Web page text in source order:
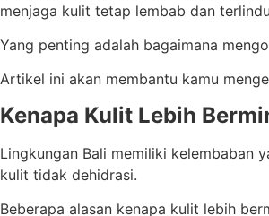
menjaga kulit tetap lembab dan
Yang penting adalah bagaimana
Artikel ini akan membantu kamu
Kenapa Kulit Lebih
Lingkungan Bali memiliki kelembaban
kulit tidak dehidrasi.
Beberapa alasan kenapa kulit lebih